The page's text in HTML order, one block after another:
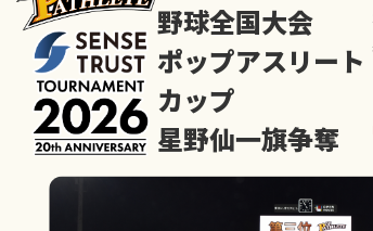
野球全国大会
ポップアスリート
カップ
星野仙一旗争奪
トーナメント表は随時公開